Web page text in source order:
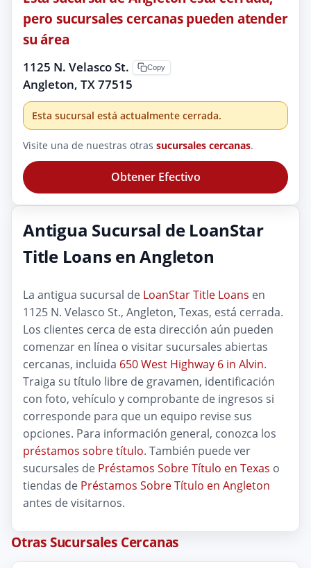
pero sucursales cercanas pueden atender
su área
1125 N. Velasco St.
Angleton, TX 77515
Copy
Esta sucursal está actualmente cerrada.
Visite una de nuestras otras sucursales cercanas.
Obtener Efectivo
Antigua Sucursal de LoanStar
Title Loans en Angleton
La antigua sucursal de LoanStar Title Loans en
1125 N. Velasco St., Angleton, Texas, está cerrada.
Los clientes cerca de esta dirección aún pueden
comenzar en línea o visitar sucursales abiertas
cercanas, incluida 650 West Highway 6 in Alvin.
Traiga su título libre de gravamen, identificación
con foto, vehículo y comprobante de ingresos si
corresponde para que un equipo revise sus
opciones. Para información general, conozca los
préstamos sobre título. También puede ver
sucursales de Préstamos Sobre Título en Texas o
tiendas de Préstamos Sobre Título en Angleton
antes de visitarnos.
Otras Sucursales Cercanas